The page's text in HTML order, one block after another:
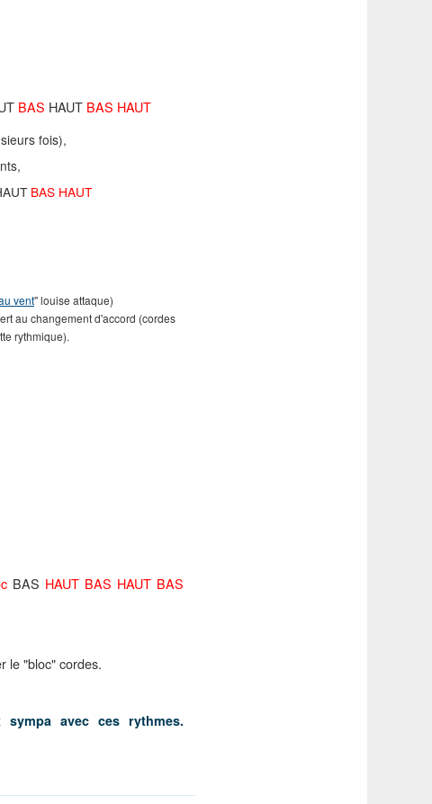
BAS HAUT BAS HAUT
fois),
BAS HAUT
vent" louise attaque)
au changement d'accord (cordes
rythmique).
BAS HAUT BAS HAUT BAS
le "bloc" cordes.
avec ces rythmes.